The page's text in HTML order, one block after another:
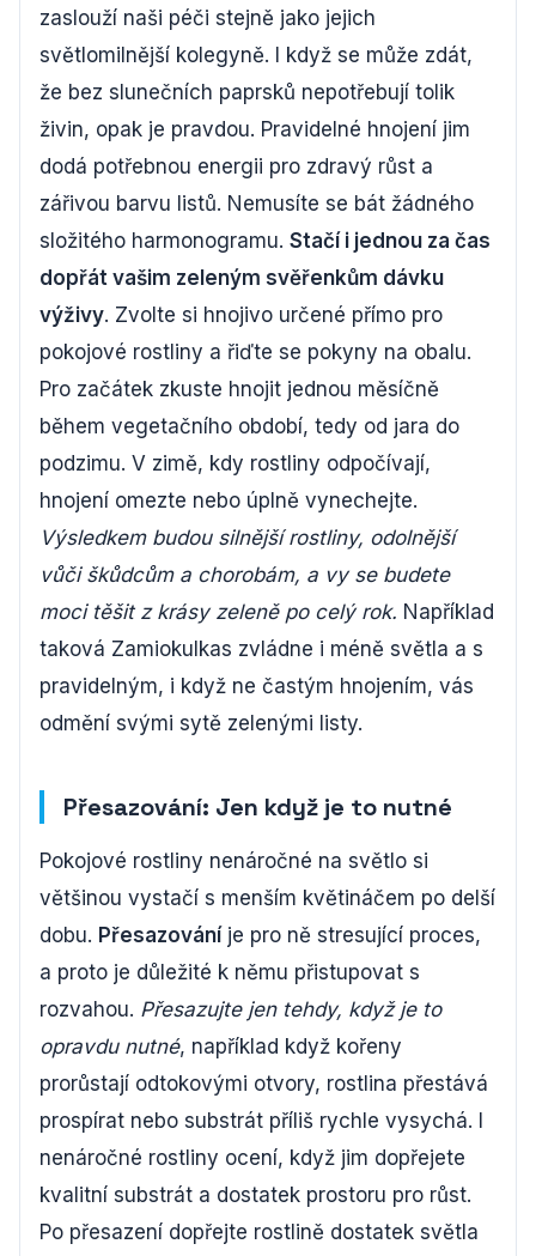
zaslouží naši péči stejně jako jejich
světlomilnější kolegyně. I když se může zdát,
že bez slunečních paprsků nepotřebují tolik
živin, opak je pravdou. Pravidelné hnojení jim
dodá potřebnou energii pro zdravý růst a
zářivou barvu listů. Nemusíte se bát žádného
složitého harmonogramu. Stačí i jednou za čas
dopřát vašim zeleným svěřenkům dávku
výživy. Zvolte si hnojivo určené přímo pro
pokojové rostliny a řiďte se pokyny na obalu.
Pro začátek zkuste hnojit jednou měsíčně
během vegetačního období, tedy od jara do
podzimu. V zimě, kdy rostliny odpočívají,
hnojení omezte nebo úplně vynechejte.
Výsledkem budou silnější rostliny, odolnější
vůči škůdcům a chorobám, a vy se budete
moci těšit z krásy zeleně po celý rok. Například
taková Zamiokulkas zvládne i méně světla a s
pravidelným, i když ne častým hnojením, vás
odmění svými sytě zelenými listy.
Přesazování: Jen když je to nutné
Pokojové rostliny nenáročné na světlo si
většinou vystačí s menším květináčem po delší
dobu. Přesazování je pro ně stresující proces,
a proto je důležité k němu přistupovat s
rozvahou. Přesazujte jen tehdy, když je to
opravdu nutné, například když kořeny
prorůstají odtokovými otvory, rostlina přestává
prospírat nebo substrát příliš rychle vysychá. I
nenáročné rostliny ocení, když jim dopřejete
kvalitní substrát a dostatek prostoru pro růst.
Po přesazení dopřejte rostlině dostatek světla